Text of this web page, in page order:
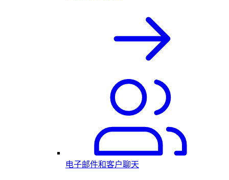
电子邮件和客户聊天